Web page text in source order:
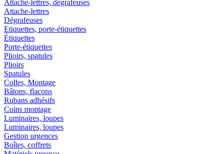
Attache-lettres, dégrafeuses
Attache-lettres
Dégrafeuses
Etiquettes, porte-étiquettes
Étiquettes
Porte-étiquettes
Plioirs, spatules
Plioirs
Spatules
Colles, Montage
Bâtons, flacons
Rubans adhésifs
Coins montage
Luminaires, loupes
Luminaires, loupes
Gestion urgences
Boîtes, coffrets